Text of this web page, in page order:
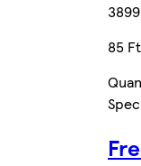
85